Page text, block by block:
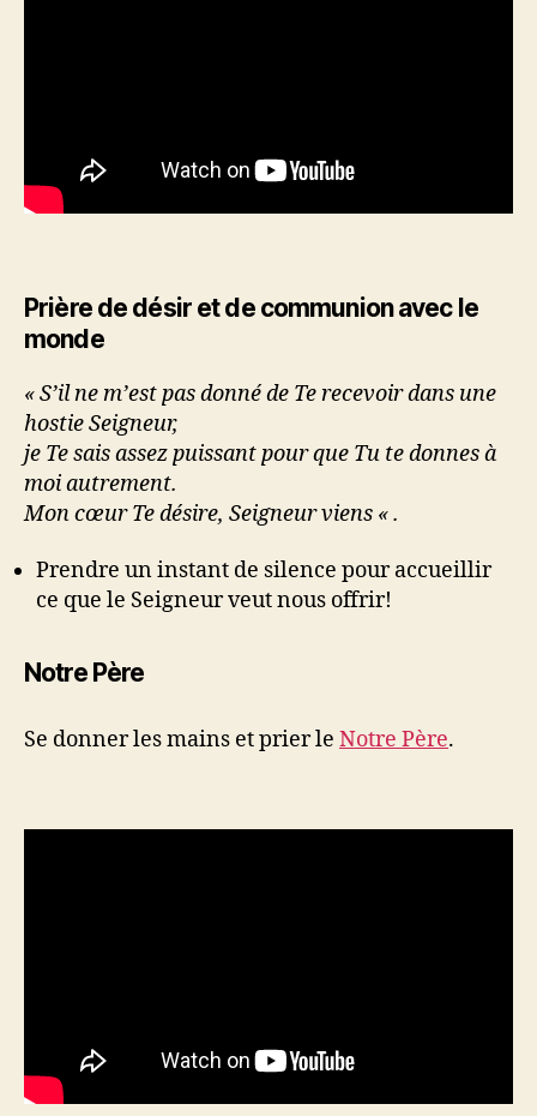
Prière de désir et de communion avec le
monde
« S’il ne m’est pas donné de Te recevoir dans une
hostie Seigneur,
je Te sais assez puissant pour que Tu te donnes à
moi autrement.
Mon cœur Te désire, Seigneur viens « .
Prendre un instant de silence pour accueillir
ce que le Seigneur veut nous offrir!
Notre Père
Se donner les mains et prier le Notre Père.